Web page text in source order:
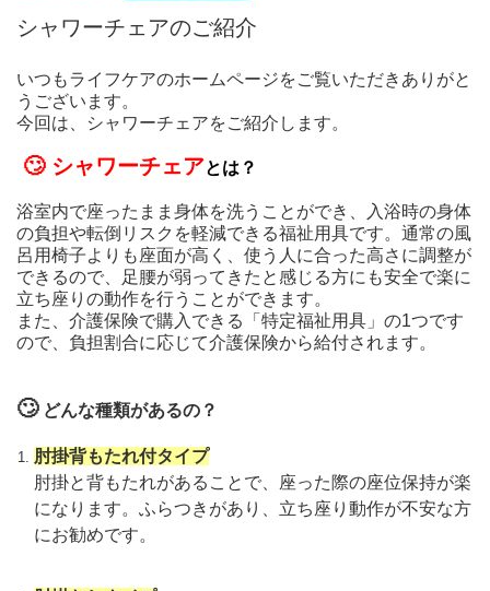
シャワーチェアのご紹介
いつもライフケアのホームページをご覧いただきありがと
うございます。
今回は、シャワーチェアをご紹介します。
🙄 シャワーチェアとは？
浴室内で座ったまま身体を洗うことができ、入浴時の身体
の負担や転倒リスクを軽減できる福祉用具です。通常の風
呂用椅子よりも座面が高く、使う人に合った高さに調整が
できるので、足腰が弱ってきたと感じる方にも安全で楽に
立ち座りの動作を行うことができます。
また、介護保険で購入できる「特定福祉用具」の1つです
ので、負担割合に応じて介護保険から給付されます。
🙄どんな種類があるの？
肘掛背もたれ付タイプ
肘掛と背もたれがあることで、座った際の座位保持が楽
になります。ふらつきがあり、立ち座り動作が不安な方
にお勧めです。